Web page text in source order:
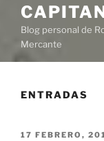
Blog personal de
Mercante
ENTRADAS
PUBLICADO
17 FEBRERO,